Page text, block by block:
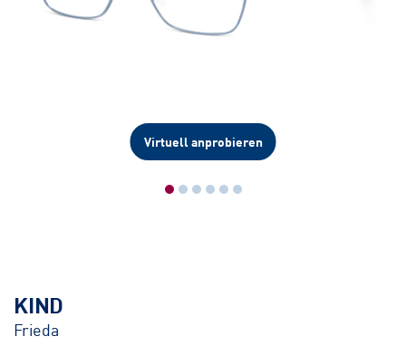
Virtuell anprobieren
KIND
Frieda